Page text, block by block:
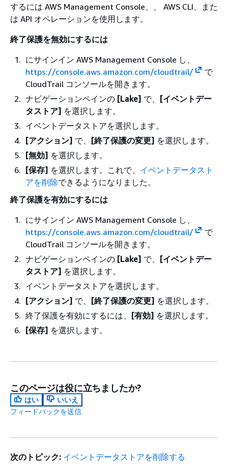
するには AWS Management Console、、 AWS CLI、また
は API オペレーションを使用します。
終了保護を無効にするには
にサインイン AWS Management Console し、
https://console.aws.amazon.com/cloudtrail/
で
CloudTrail コンソールを開きます。
ナビゲーションペインの [Lake] で、
[イベントデー
タストア] を選択します。
イベントデータストアを選択します。
[アクション] で、 [終了保護の変更] を選択します。
[無効] を選択します。
[保存] を選択します。これで、 イベントデータスト
アを削除できるようになりました。
終了保護を有効にするには
にサインイン AWS Management Console し、
https://console.aws.amazon.com/cloudtrail/
で
CloudTrail コンソールを開きます。
ナビゲーションペインの [Lake] で、
[イベントデー
タストア] を選択します。
イベントデータストアを選択します。
[アクション] で、 [終了保護の変更] を選択します。
終了保護を有効にするには、
[有効] を選択します。
[保存] を選択します。
このページは役に立ちましたか?
はい
いいえ
フィードバックを送信
次のトピック: イベントデータストアを削除する